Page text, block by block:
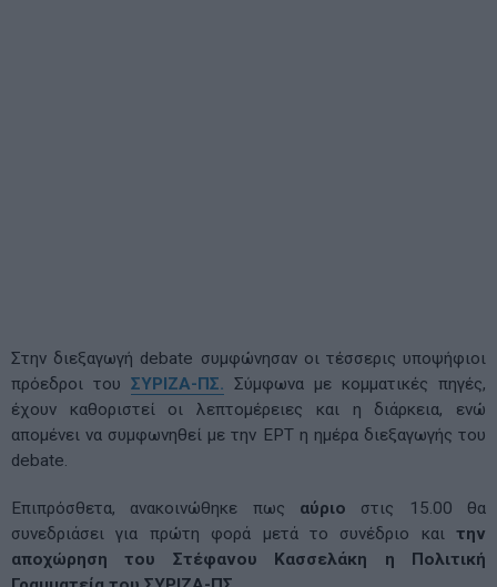
Στην διεξαγωγή debate συμφώνησαν οι τέσσερις υποψήφιοι
πρόεδροι του ΣΥΡΙΖΑ-ΠΣ. Σύμφωνα με κομματικές πηγές,
έχουν καθοριστεί οι λεπτομέρειες και η διάρκεια, ενώ
απομένει να συμφωνηθεί με την ΕΡΤ η ημέρα διεξαγωγής του
debate.
Επιπρόσθετα, ανακοινώθηκε πως αύριο στις 15.00 θα
συνεδριάσει για πρώτη φορά μετά το συνέδριο και την
αποχώρηση του Στέφανου Κασσελάκη η Πολιτική